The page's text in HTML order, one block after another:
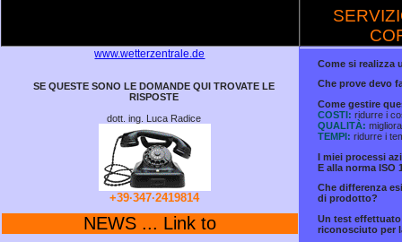
www.wetterzentrale.de
SE QUESTE SONO LE DOMANDE QUI TROVATE LE
RISPOSTE
dott. ing. Luca Radice
+39·347·2419814
NEWS ... Link to
Come si realizza
Che prove devo
Come gestire
COSTI: ridurre i
QUALITÀ:
TEMPI: ridurre i
I miei processi
E alla norma ISO
Che differenza
di prodotto?
Un test
riconosciuto per